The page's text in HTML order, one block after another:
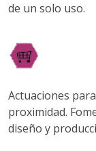
de un solo uso.
Actuaciones
proximidad.
diseño y